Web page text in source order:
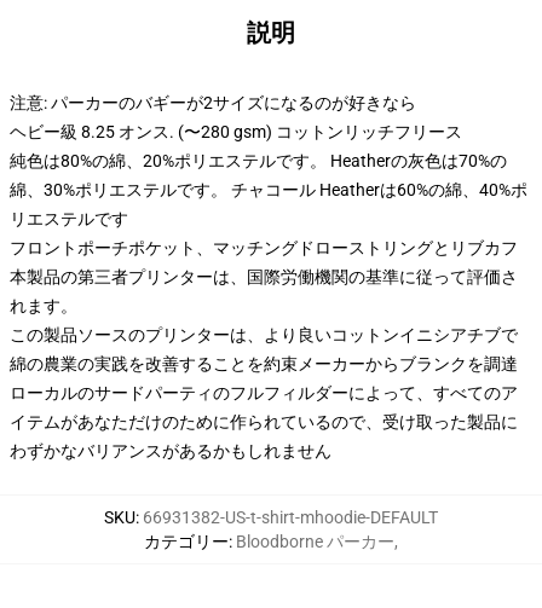
説明
注意: パーカーのバギーが2サイズになるのが好きなら
ヘビー級 8.25 オンス. (〜280 gsm) コットンリッチフリース
純色は80%の綿、20%ポリエステルです。 Heatherの灰色は70%の
綿、30%ポリエステルです。 チャコール Heatherは60%の綿、40%ポ
リエステルです
フロントポーチポケット、マッチングドローストリングとリブカフ
本製品の第三者プリンターは、国際労働機関の基準に従って評価さ
れます。
この製品ソースのプリンターは、より良いコットンイニシアチブで
綿の農業の実践を改善することを約束メーカーからブランクを調達
ローカルのサードパーティのフルフィルダーによって、すべてのア
イテムがあなただけのために作られているので、受け取った製品に
わずかなバリアンスがあるかもしれません
SKU: 66931382-US-t-shirt-mhoodie-DEFAULT
カテゴリー: Bloodborne パーカー,